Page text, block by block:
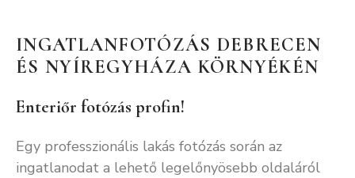
INGATLANFOTÓZÁS DEBRECEN
ÉS NYÍREGYHÁZA KÖRNYÉKÉN
Enteriőr fotózás profin!
Egy professzionális lakás fotózás során az
ingatlanodat a lehető legelőnyösebb oldaláról